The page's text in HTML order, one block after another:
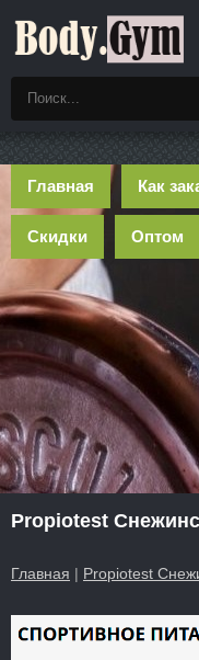
Главная Как
Скидки Оптом
Propiotest
Главная | Propiotest